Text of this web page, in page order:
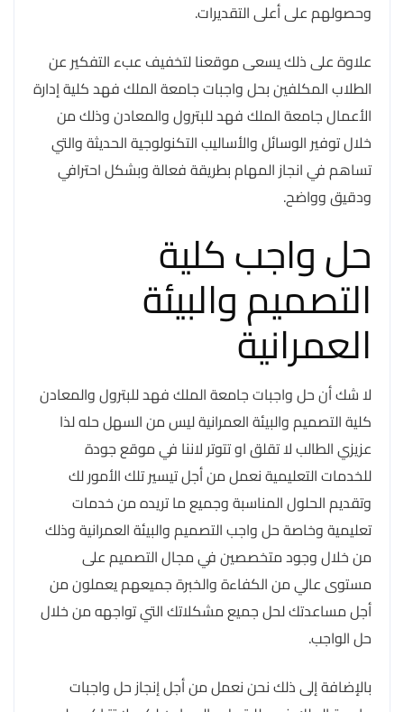
وحصولهم على أعلى التقديرات.
علاوة على ذلك يسعى موقعنا لتخفيف عبء التفكير عن
الطلاب المكلفين بحل واجبات جامعة الملك فهد كلية إدارة
الأعمال جامعة الملك فهد للبترول والمعادن وذلك من
خلال توفير الوسائل والأساليب التكنولوجية الحديثة والتي
تساهم في انجاز المهام بطريقة فعالة وبشكل احترافي
ودقيق وواضح.
حل واجب كلية
التصميم والبيئة
العمرانية
لا شك أن حل واجبات جامعة الملك فهد للبترول والمعادن
كلية التصميم والبيئة العمرانية ليس من السهل حله لذا
عزيزي الطالب لا تقلق او تتوتر لاننا في موقع جودة
للخدمات التعليمية نعمل من أجل تيسير تلك الأمور لك
وتقديم الحلول المناسبة وجميع ما تريده من خدمات
تعليمية وخاصة حل واجب التصميم والبيئة العمرانية وذلك
من خلال وجود متخصصين في مجال التصميم على
مستوى عالي من الكفاءة والخبرة جميعهم يعملون من
أجل مساعدتك لحل جميع مشكلاتك التي تواجهه من خلال
حل الواجب.
بالإضافة إلى ذلك نحن نعمل من أجل إنجاز حل واجبات